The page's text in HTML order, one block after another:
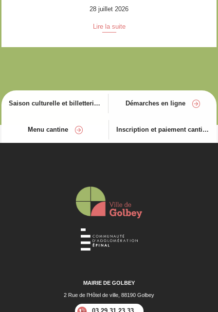
28 juillet 2026
Lire la suite
Saison culturelle et billetterie Démarches en ligne
Menu cantine Inscription et paiement cantine
MAIRIE DE GOLBEY
2 Rue de l’Hôtel de ville, 88190 Golbey